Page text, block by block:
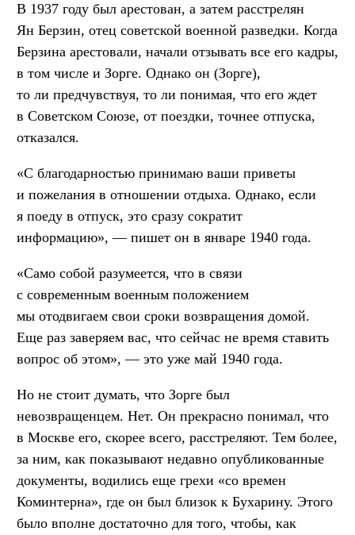
В 1937 году был арестован, а затем расстрелян
Ян Берзин, отец советской военной разведки. Когда
Берзина арестовали, начали отзывать все его кадры,
в том числе и Зорге. Однако он (Зорге),
то ли предчувствуя, то ли понимая, что его ждет
в Советском Союзе, от поездки, точнее отпуска,
отказался.
«С благодарностью принимаю ваши приветы
и пожелания в отношении отдыха. Однако, если
я поеду в отпуск, это сразу сократит
информацию», — пишет он в январе 1940 года.
«Само собой разумеется, что в связи
с современным военным положением
мы отодвигаем свои сроки возвращения домой.
Еще раз заверяем вас, что сейчас не время ставить
вопрос об этом», — это уже май 1940 года.
Но не стоит думать, что Зорге был
невозвращенцем. Нет. Он прекрасно понимал, что
в Москве его, скорее всего, расстреляют. Тем более,
за ним, как показывают недавно опубликованные
документы, водились еще грехи «со времен
Коминтерна», где он был близок к Бухарину. Этого
было вполне достаточно для того, чтобы, как